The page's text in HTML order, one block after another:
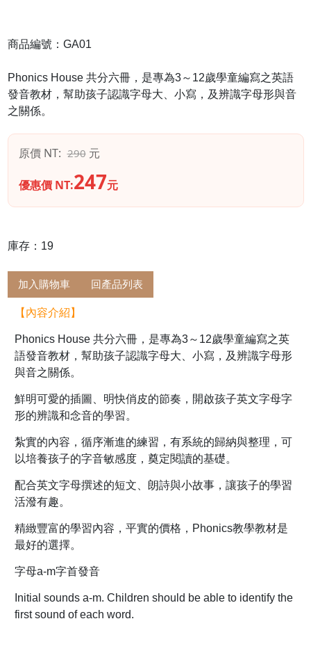
商品編號：GA01
Phonics House 共分六冊，是專為3～12歲學童編寫之英語
發音教材，幫助孩子認識字母大、小寫，及辨識字母形與音
之關係。
原價 NT: 290元
優惠價 NT:247元
庫存：19
加入購物車 回產品列表
【內容介紹】
Phonics House 共分六冊，是專為3～12歲學童編寫之英
語發音教材，幫助孩子認識字母大、小寫，及辨識字母形
與音之關係。
鮮明可愛的插圖、明快俏皮的節奏，開啟孩子英文字母字
形的辨識和念音的學習。
紮實的內容，循序漸進的練習，有系統的歸納與整理，可
以培養孩子的字音敏感度，奠定閱讀的基礎。
配合英文字母撰述的短文、朗詩與小故事，讓孩子的學習
活潑有趣。
精緻豐富的學習內容，平實的價格，Phonics教學教材是
最好的選擇。
字母a-m字首發音
Initial sounds a-m. Children should be able to identify the
first sound of each word.